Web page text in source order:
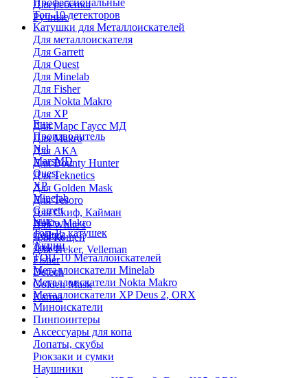
Для ребенка
Ручные
Профессиональные
Топ-10 детекторов
Катушки для Металлоискателей
Для металлоискателя
Для Garrett
Для Quest
Для Minelab
Для Fisher
Для Nokta Makro
Для XP
Для Марс Гаусс МД
Для Makro
Для АКА
Для Bounty Hunter
Для Teknetics
Для Golden Mask
Для Tesoro
Для Скиф, Кайман
Для White's
Для Кощей
Для Treker, Velleman
Еще
Производитель
Nel
MarsMD
Quest
XP
Minelab
Garrett
Nokta Makro
Coiltek
Treker
Fisher
Detech
Golden Mask
Karma
Еще
Топ-15 катушек
Акции
ТОП-10 Металлоискателей
Металлоискатели Minelab
Металлоискатели Nokta Makro
Металлоискатели XP Deus 2, ORX
Миноискатели
Пинпоинтеры
Аксессуары для копа
Лопаты, скубы
Рюкзаки и сумки
Наушники